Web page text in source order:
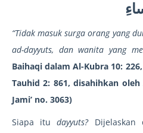
“Tidak masuk surga orang yang
ad-dayyuts, dan wanita yang
Baihaqi dalam Al-Kubra 10:
Tauhid 2: 861, disahihkan
Jami’ no. 3063)
Siapa itudayyuts?Dijelaskan